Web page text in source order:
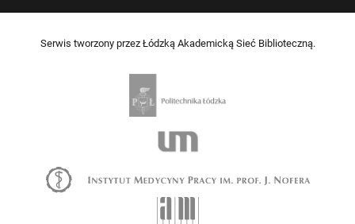
Serwis tworzony przez Łódzką Akademicką Sieć Biblioteczną.